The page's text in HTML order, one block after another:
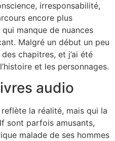
irresponsabilité,
encore plus
manque de nuances
Malgré un début un peu
chapitres, et j’ai été
et les personnages.
audio
la réalité, mais qui la
sont parfois amusants,
malade de ses hommes